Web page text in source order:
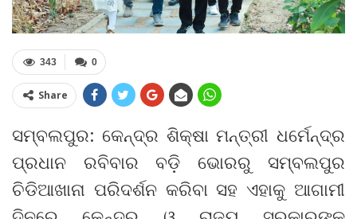
0
343
Share
ସମ୍ବଲପୁର: କେନ୍ଦ୍ର ଶିକ୍ଷା ମନ୍ତ୍ରୀ ଧର୍ମେନ୍ଦ୍ର
ପ୍ରଧାନ ରବିବାର ବଡ଼ି ଭୋରରୁ ସମ୍ବଲପୁର
ଚିଡିଆଖାନା ପରିଦର୍ଶନ କରିବା ସହ ଏହାକୁ ଆଗାମୀ